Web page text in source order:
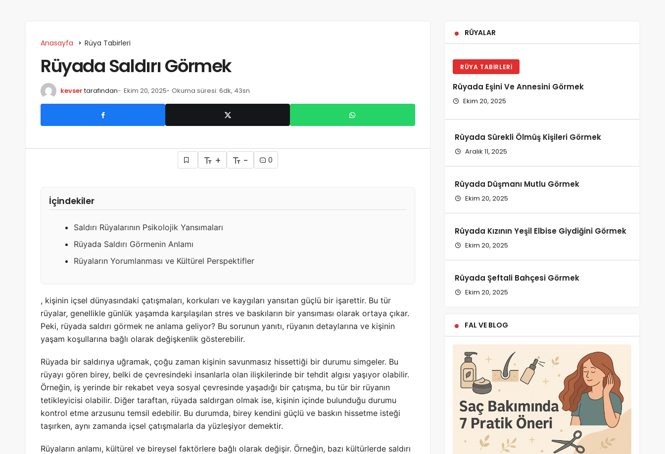
Anasayfa Rüya Tabirleri
Rüyada Saldırı Görmek
kevser tarafından Ekim 20, 2025 Okuma süresi: 6dk, 43sn
+ - 0
İçindekiler
Saldırı Rüyalarının Psikolojik Yansımaları
Rüyada Saldırı Görmenin Anlamı
Rüyaların Yorumlanması ve Kültürel Perspektifler
, kişinin içsel dünyasındaki çatışmaları, korkuları ve kaygıları yansıtan güçlü bir işarettir. Bu tür
rüyalar, genellikle günlük yaşamda karşılaşılan stres ve baskıların bir yansıması olarak ortaya çıkar.
Peki, rüyada saldırı görmek ne anlama geliyor? Bu sorunun yanıtı, rüyanın detaylarına ve kişinin
yaşam koşullarına bağlı olarak değişkenlik gösterebilir.
Rüyada bir saldırıya uğramak, çoğu zaman kişinin savunmasız hissettiği bir durumu simgeler. Bu
rüyayı gören birey, belki de çevresindeki insanlarla olan ilişkilerinde bir tehdit algısı yaşıyor olabilir.
Örneğin, iş yerinde bir rekabet veya sosyal çevresinde yaşadığı bir çatışma, bu tür bir rüyanın
tetikleyicisi olabilir. Diğer taraftan, rüyada saldırgan olmak ise, kişinin içinde bulunduğu durumu
kontrol etme arzusunu temsil edebilir. Bu durumda, birey kendini güçlü ve baskın hissetme isteği
taşırken, aynı zamanda içsel çatışmalarla da yüzleşiyor demektir.
Rüyaların anlamı, kültürel ve bireysel faktörlere bağlı olarak değişir. Örneğin, bazı kültürlerde saldırı
RÜYALAR
RÜYA TABIRLERI
Rüyada Eşini Ve Annesini Görmek
Ekim 20, 2025
Rüyada Sürekli Ölmüş Kişileri Görmek
Aralık 11, 2025
Rüyada Düşmanı Mutlu Görmek
Ekim 20, 2025
Rüyada Kızının Yeşil Elbise Giydiğini Görmek
Ekim 20, 2025
Rüyada Şeftali Bahçesi Görmek
Ekim 20, 2025
FAL VE BLOG